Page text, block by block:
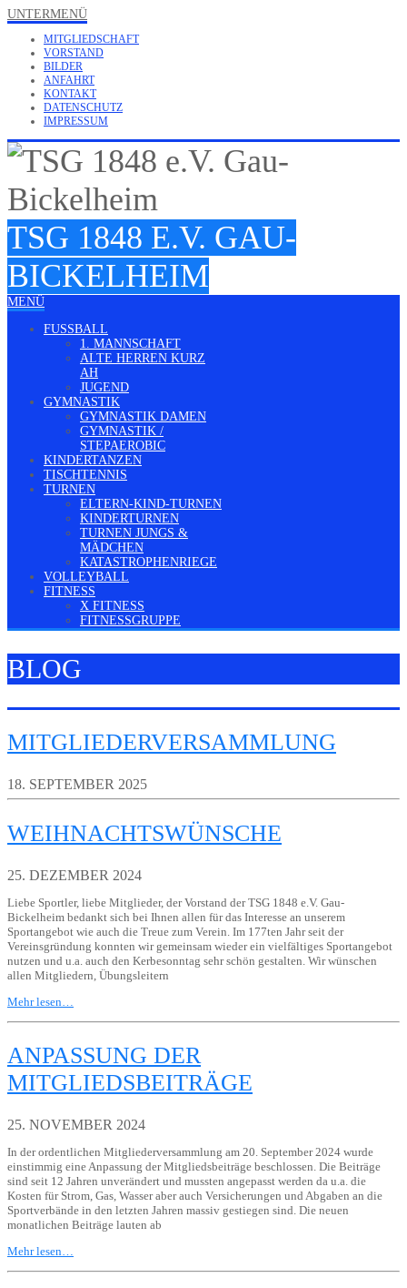
UNTERMENÜ
MITGLIEDSCHAFT
VORSTAND
BILDER
ANFAHRT
KONTAKT
DATENSCHUTZ
IMPRESSUM
TSG 1848 E.V. GAU-
BICKELHEIM
MENÜ
FUSSBALL
1. MANNSCHAFT
ALTE HERREN KURZ
AH
JUGEND
GYMNASTIK
GYMNASTIK DAMEN
GYMNASTIK /
STEPAEROBIC
KINDERTANZEN
TISCHTENNIS
TURNEN
ELTERN-KIND-TURNEN
KINDERTURNEN
TURNEN JUNGS &
MÄDCHEN
KATASTROPHENRIEGE
VOLLEYBALL
FITNESS
X FITNESS
FITNESSGRUPPE
BLOG
MITGLIEDERVERSAMMLUNG
18. SEPTEMBER 2025
WEIHNACHTSWÜNSCHE
25. DEZEMBER 2024
Liebe Sportler, liebe Mitglieder, der Vorstand der TSG 1848 e.V. Gau-
Bickelheim bedankt sich bei Ihnen allen für das Interesse an unserem
Sportangebot wie auch die Treue zum Verein. Im 177ten Jahr seit der
Vereinsgründung konnten wir gemeinsam wieder ein vielfältiges Sportangebot
nutzen und u.a. auch den Kerbesonntag sehr schön gestalten. Wir wünschen
allen Mitgliedern, Übungsleitern
Mehr lesen…
ANPASSUNG DER
MITGLIEDSBEITRÄGE
25. NOVEMBER 2024
In der ordentlichen Mitgliederversammlung am 20. September 2024 wurde
einstimmig eine Anpassung der Mitgliedsbeiträge beschlossen. Die Beiträge
sind seit 12 Jahren unverändert und mussten angepasst werden da u.a. die
Kosten für Strom, Gas, Wasser aber auch Versicherungen und Abgaben an die
Sportverbände in den letzten Jahren massiv gestiegen sind. Die neuen
monatlichen Beiträge lauten ab
Mehr lesen…